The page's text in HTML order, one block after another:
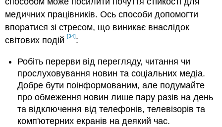
медичних працівників. Ось способи допомогти
впоратися зі стресом, що виникає внаслідок
світових подій[34]:
Робіть перерви від перегляду, читання чи
прослуховування новин та соціальних медіа.
Добре бути поінформованим, але подумайте
про обмеження новин лише пару разів на день
та відключення від телефонів, телевізорів та
комп'ютерних екранів на деякий час.